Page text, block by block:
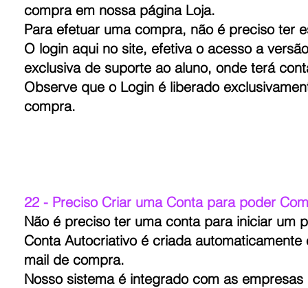
compra em nossa página Loja.
Para efetuar uma compra, não é preciso ter
O login aqui no site, efetiva o acesso a
exclusiva de suporte ao aluno, onde terá
Observe que o Login é liberado
compra.
22 - Preciso Criar uma Conta para poder
Não é preciso ter uma conta para iniciar um
Conta Autocriativo é criada
mail de compra.
Nosso sistema é integrado com as